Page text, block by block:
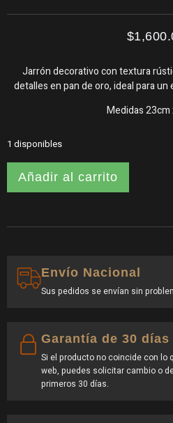
$
Jarrón decorativo con textura
detalles en pan de oro, ideal para
Medidas 23cm
1 disponibles
Añadir al carrito
Envío Nacional
Sus pedidos se envían sin
Garantía de 30 días
Si el producto no coincide con lo
web, puedes solicitar cambio o
primeros 30 días.